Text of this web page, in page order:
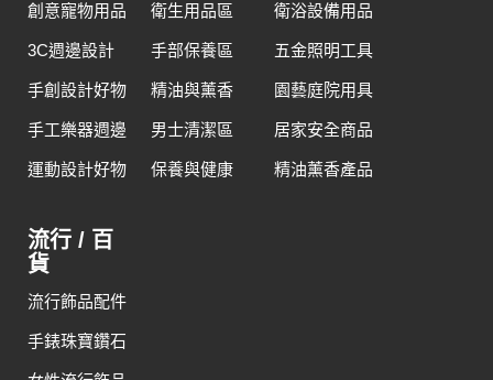
創意寵物用品
3C週邊設計
手創設計好物
手工樂器週邊
運動設計好物
衛生用品區
手部保養區
精油與薰香
男士清潔區
保養與健康
衛浴設備用品
五金照明工具
園藝庭院用具
居家安全商品
精油薰香產品
流行 / 百
貨
流行飾品配件
手錶珠寶鑽石